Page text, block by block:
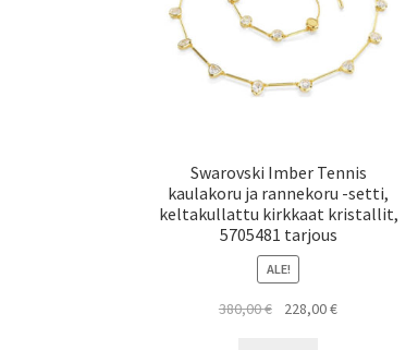
Swarovski Imber Tennis
kaulakoru ja rannekoru -setti,
keltakullattu kirkkaat kristallit,
5705481 tarjous
ALE!
380,00€
Alkuperäinen
228,00€Nykyinen